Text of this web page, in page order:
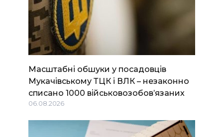
Масштабні обшуки у посадовців
Мукачівському ТЦК і ВЛК – незаконно
списано 1000 військовозобов’язаних
06.08.2026